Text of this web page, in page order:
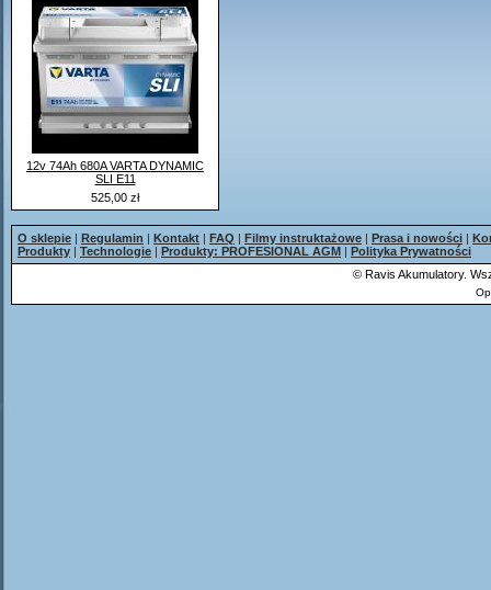
12v 74Ah 680A VARTA DYNAMIC
SLI E11
525,00 zł
O sklepie | Regulamin | Kontakt | FAQ | Filmy instruktażowe | Prasa i nowości |
Produkty | Technologie | Produkty: PROFESIONAL AGM | Polityka Prywatności
© Ravis Akumulatory.